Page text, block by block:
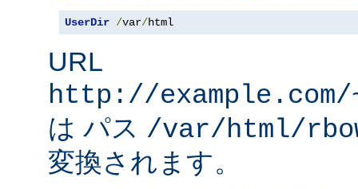
UserDir /var/html
URL
http://
は パス /var/html/
変換されます。